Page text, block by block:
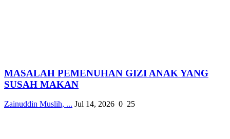
MASALAH PEMENUHAN GIZI ANAK YANG
SUSAH MAKAN
Zainuddin Muslih, ... Jul 14, 2026 0 25